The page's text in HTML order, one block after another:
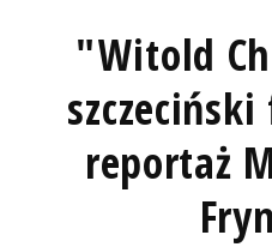
"Witold
reportaż